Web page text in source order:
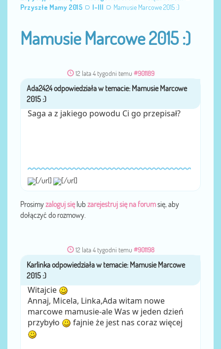
Przyszłe Mamy 2015
I-III Mamusie Marcowe 2015 :)
Mamusie Marcowe 2015 :)
12 lata 4 tygodni temu #901189
przezAda2424
Saga a z jakiego powodu Ci go przepisał?
[/url] [/url]
Prosimyzaloguj sięlub zarejestruj się na forumsię, aby
dołączyć do rozmowy.
12 lata 4 tygodni temu #901198
przez Karlinka
Witajcie
Annaj, Micela, Linka,Ada witam nowe
marcowe mamusie-ale Was w jeden dzień
przybyło
fajnie że jest nas coraz więcej